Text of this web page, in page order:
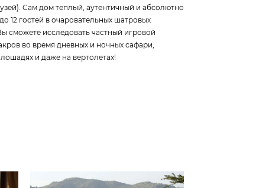
Сам дом теплый, аутентичный и абсолютно
12 гостей в очаровательных шатровых
сможете исследовать частный игровой
во время дневных и ночных сафари,
и даже на вертолетах!